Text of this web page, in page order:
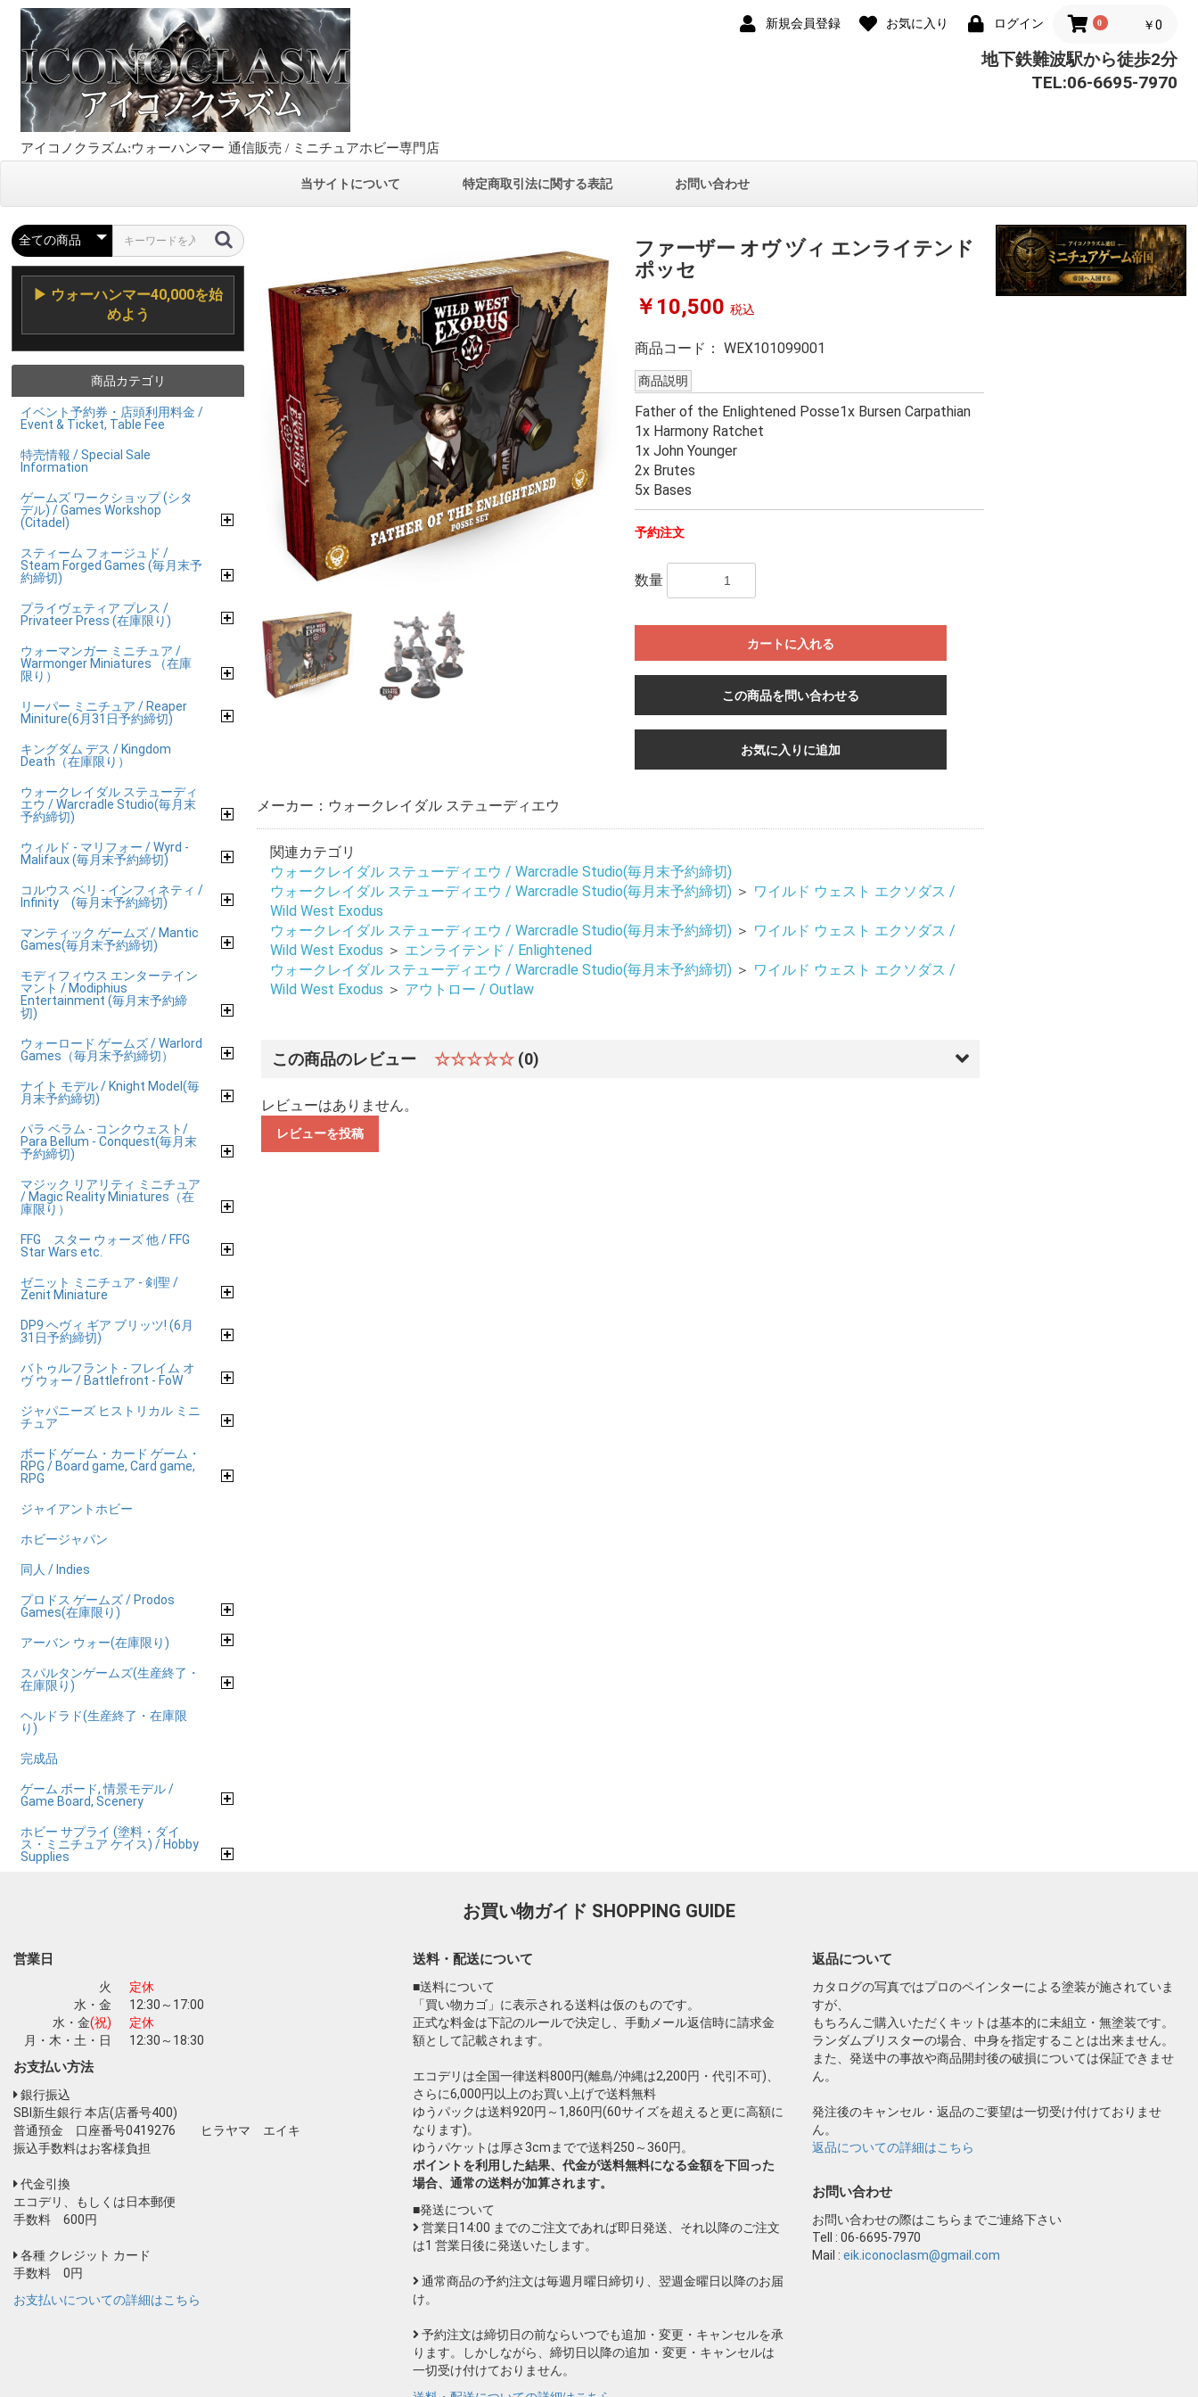
新規会員登録 お気に入り ログイン 0 ￥0
アイコノクラズム:ウォーハンマー 通信販売 / ミニチュアホビー専門店
地下鉄難波駅から徒歩2分
TEL:06-6695-7970
当サイトについて 特定商取引法に関する表記 お問い合わせ
▶ ウォーハンマー40,000を始
めよう
商品カテゴリ
イベント予約券・店頭利用料金 /
Event & Ticket, Table Fee
特売情報 / Special Sale
Information
ゲームズ ワークショップ (シタ
デル) / Games Workshop
(Citadel)
スティーム フォージュド /
Steam Forged Games (毎月末予
約締切)
プライヴェティア プレス /
Privateer Press (在庫限り)
ウォーマンガー ミニチュア /
Warmonger Miniatures （在庫
限り）
リーパー ミニチュア / Reaper
Miniture(6月31日予約締切)
キングダム デス / Kingdom
Death（在庫限り）
ウォークレイダル ステューディ
エウ / Warcradle Studio(毎月末
予約締切)
ウィルド - マリフォー / Wyrd -
Malifaux (毎月末予約締切)
コルウス ベリ - インフィネティ /
Infinity (毎月末予約締切)
マンティック ゲームズ / Mantic
Games(毎月末予約締切)
モディフィウス エンターテイン
マント / Modiphius
Entertainment (毎月末予約締
切)
ウォーロード ゲームズ / Warlord
Games（毎月末予約締切）
ナイト モデル / Knight Model(毎
月末予約締切)
パラ ベラム - コンクウェスト/
Para Bellum - Conquest(毎月末
予約締切)
マジック リアリティ ミニチュア
/ Magic Reality Miniatures（在
庫限り）
FFG スター ウォーズ 他 / FFG
Star Wars etc.
ゼニット ミニチュア - 剣聖 /
Zenit Miniature
DP9 ヘヴィ ギア ブリッツ! (6月
31日予約締切)
バトゥルフラント - フレイム オ
ヴ ウォー / Battlefront - FoW
ジャパニーズ ヒストリカル ミニ
チュア
ボード ゲーム・カード ゲーム・
RPG / Board game, Card game,
RPG
ジャイアントホビー
ホビージャパン
同人 / Indies
プロドス ゲームズ / Prodos
Games(在庫限り)
アーバン ウォー(在庫限り)
スパルタンゲームズ(生産終了・
在庫限り)
ヘルドラド(生産終了・在庫限
り)
完成品
ゲーム ボード, 情景モデル /
Game Board, Scenery
ホビー サプライ (塗料・ダイ
ス・ミニチュア ケイス) / Hobby
Supplies
ファーザー オヴ ヅィ エンライテンド
ポッセ
￥10,500 税込
商品コード： WEX101099001
商品説明
Father of the Enlightened Posse1x Bursen Carpathian
1x Harmony Ratchet
1x John Younger
2x Brutes
5x Bases
予約注文
数量
カートに入れる
この商品を問い合わせる
お気に入りに追加
メーカー：ウォークレイダル ステューディエウ
関連カテゴリ
ウォークレイダル ステューディエウ / Warcradle Studio(毎月末予約締切)
ウォークレイダル ステューディエウ / Warcradle Studio(毎月末予約締切) ＞ ワイルド ウェスト エクソダス /
Wild West Exodus
ウォークレイダル ステューディエウ / Warcradle Studio(毎月末予約締切) ＞ ワイルド ウェスト エクソダス /
Wild West Exodus ＞ エンライテンド / Enlightened
ウォークレイダル ステューディエウ / Warcradle Studio(毎月末予約締切) ＞ ワイルド ウェスト エクソダス /
Wild West Exodus ＞ アウトロー / Outlaw
この商品のレビュー ☆☆☆☆☆ (0)
レビューはありません。
レビューを投稿
お買い物ガイド SHOPPING GUIDE
営業日
火
定休
水・金
12:30～17:00
水・金(祝)
定休
月・木・土・日
12:30～18:30
お支払い方法
銀行振込
SBI新生銀行 本店(店番号400)
普通預金 口座番号0419276 ヒラヤマ エイキ
振込手数料はお客様負担
代金引換
エコデリ、もしくは日本郵便
手数料 600円
各種 クレジット カード
手数料 0円
お支払いについての詳細はこちら
送料・配送について
■送料について
「買い物カゴ」に表示される送料は仮のものです。
正式な料金は下記のルールで決定し、手動メール返信時に請求金
額として記載されます。
エコデリは全国一律送料800円(離島/沖縄は2,200円・代引不可)、
さらに6,000円以上のお買い上げで送料無料
ゆうパックは送料920円～1,860円(60サイズを超えると更に高額に
なります)。
ゆうパケットは厚さ3cmまでで送料250～360円。
ポイントを利用した結果、代金が送料無料になる金額を下回った
場合、通常の送料が加算されます。
■発送について
営業日14:00 までのご注文であれば即日発送、それ以降のご注文
は1 営業日後に発送いたします。
通常商品の予約注文は毎週月曜日締切り、翌週金曜日以降のお届
け。
予約注文は締切日の前ならいつでも追加・変更・キャンセルを承
ります。しかしながら、締切日以降の追加・変更・キャンセルは
一切受け付けておりません。
返品について
カタログの写真ではプロのペインターによる塗装が施されていま
すが、
もちろんご購入いただくキットは基本的に未組立・無塗装です。
ランダムブリスターの場合、中身を指定することは出来ません。
また、発送中の事故や商品開封後の破損については保証できませ
ん。
発注後のキャンセル・返品のご要望は一切受け付けておりませ
ん。
返品についての詳細はこちら
お問い合わせ
お問い合わせの際はこちらまでご連絡下さい
Tell : 06-6695-7970
Mail : eik.iconoclasm@gmail.com